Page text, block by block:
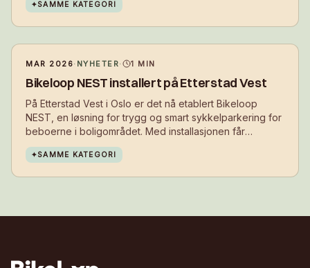
✦SAMME KATEGORI
MAR 2026· NYHETER· 1 MIN
Bikeloop NEST installert på Etterstad Vest
På Etterstad Vest i Oslo er det nå etablert Bikeloop
NEST, en løsning for trygg og smart sykkelparkering for
beboerne i boligområdet. Med installasjonen får
beboerne et sikkert sted å parkere sykkelen i
hverdagen – tett på der de bor.
✦SAMME KATEGORI